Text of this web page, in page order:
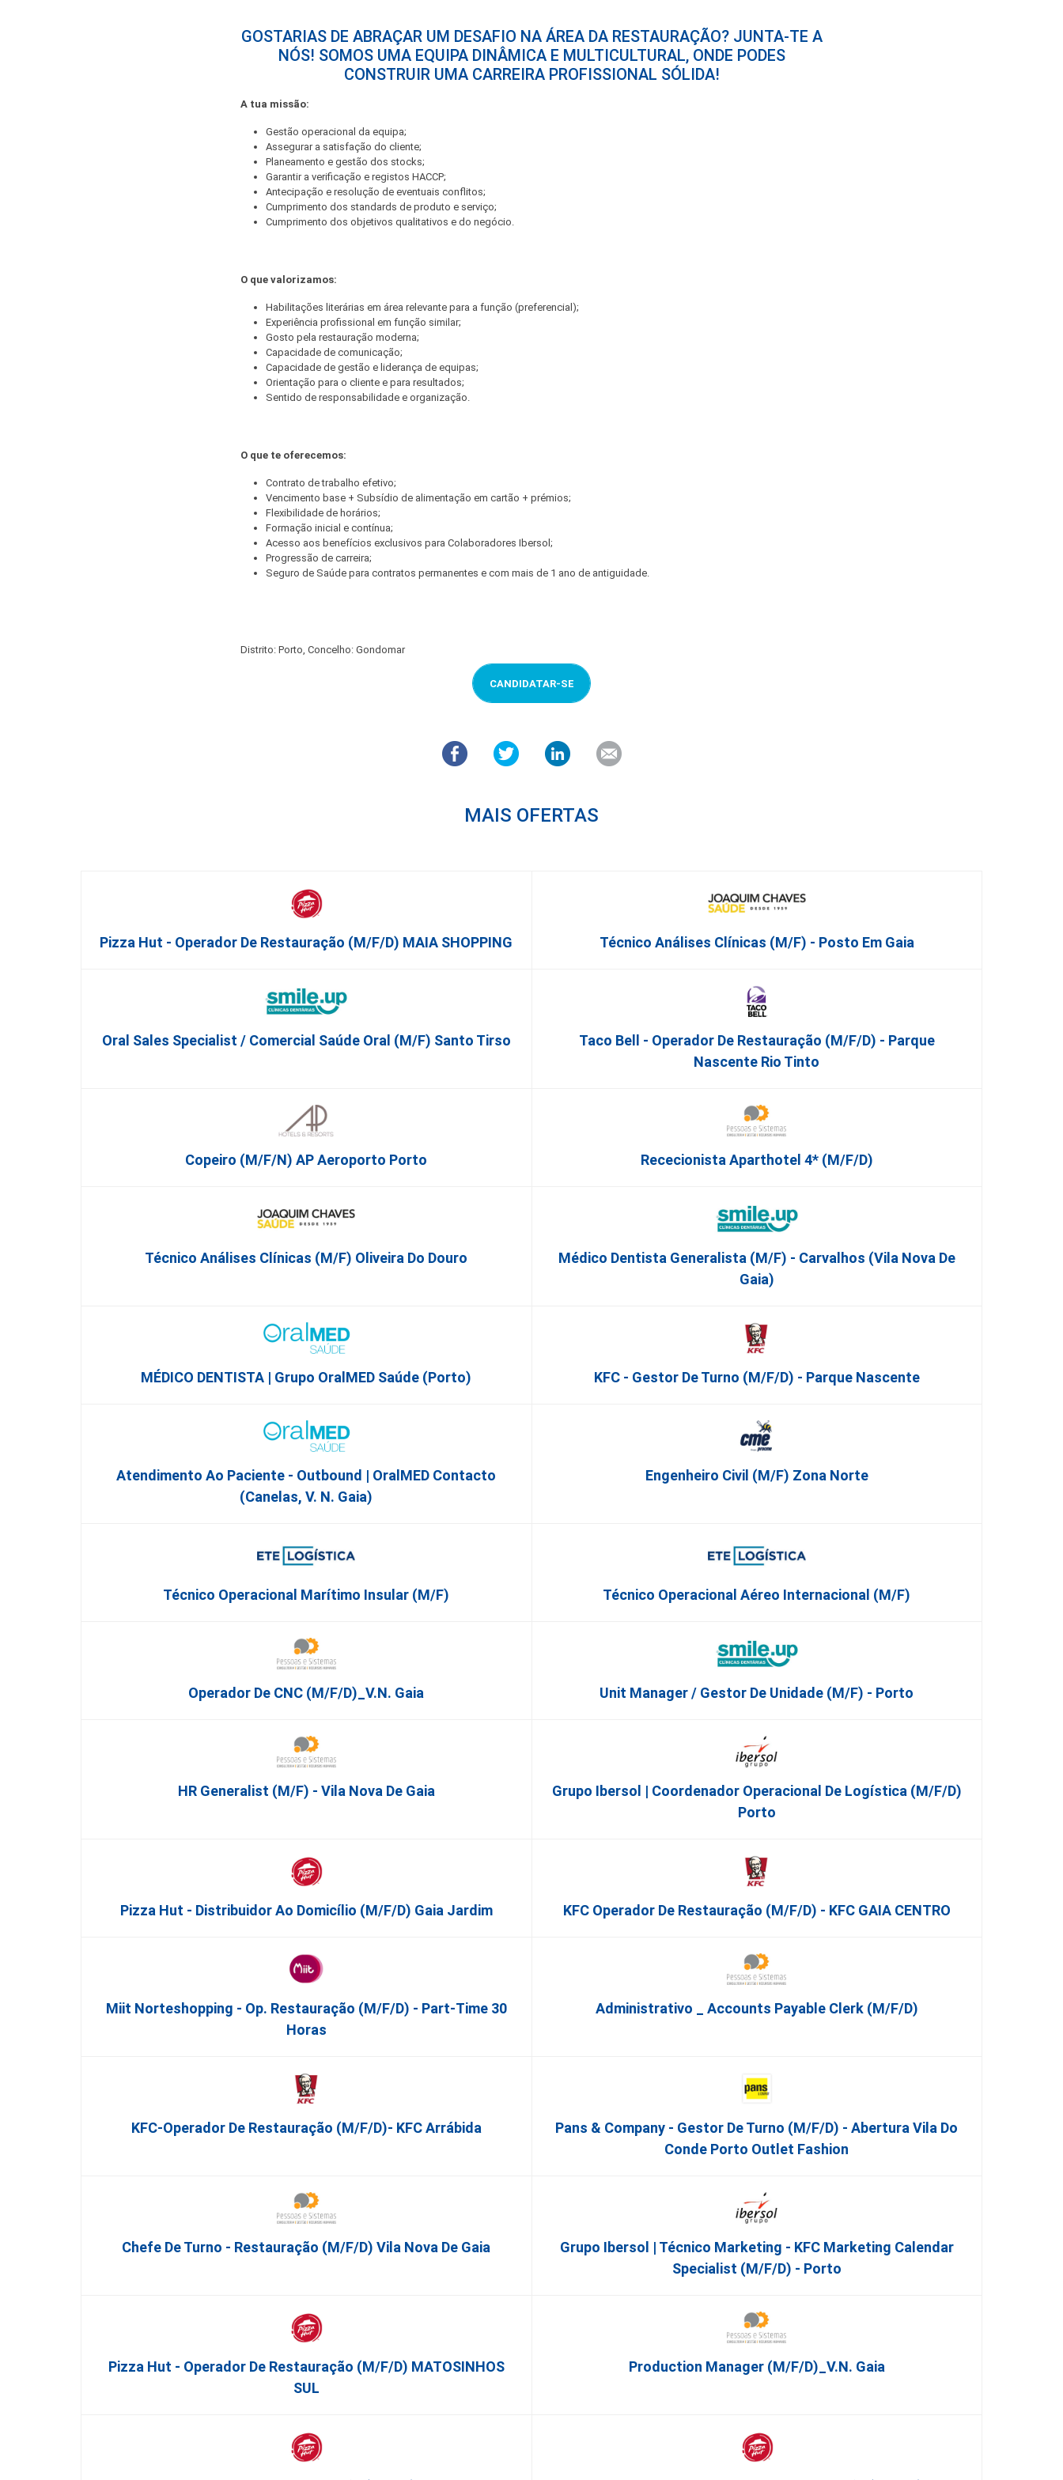
GOSTARIAS DE ABRAÇAR UM DESAFIO NA ÁREA DA RESTAURAÇÃO? JUNTA-TE A
NÓS! SOMOS UMA EQUIPA DINÂMICA E MULTICULTURAL, ONDE PODES
CONSTRUIR UMA CARREIRA PROFISSIONAL SÓLIDA!
A tua missão:
Gestão operacional da equipa;
Assegurar a satisfação do cliente;
Planeamento e gestão dos stocks;
Garantir a verificação e registos HACCP;
Antecipação e resolução de eventuais conflitos;
Cumprimento dos standards de produto e serviço;
Cumprimento dos objetivos qualitativos e do negócio.
O que valorizamos:
Habilitações literárias em área relevante para a função (preferencial);
Experiência profissional em função similar;
Gosto pela restauração moderna;
Capacidade de comunicação;
Capacidade de gestão e liderança de equipas;
Orientação para o cliente e para resultados;
Sentido de responsabilidade e organização.
O que te oferecemos:
Contrato de trabalho efetivo;
Vencimento base + Subsídio de alimentação em cartão + prémios;
Flexibilidade de horários;
Formação inicial e contínua;
Acesso aos benefícios exclusivos para Colaboradores Ibersol;
Progressão de carreira;
Seguro de Saúde para contratos permanentes e com mais de 1 ano de antiguidade.
Distrito: Porto, Concelho: Gondomar
CANDIDATAR-SE
MAIS OFERTAS
Pizza Hut - Operador De Restauração (m/f/d) MAIA SHOPPING Técnico Análises Clínicas (M/F) - Posto Em Gaia
Oral Sales Specialist / Comercial Saúde Oral (M/F) Santo Tirso
Taco Bell - Operador De Restauração (m/f/d) - Parque
Nascente Rio Tinto
Copeiro (M/F/N) AP Aeroporto Porto Rececionista Aparthotel 4* (m/f/d)
Técnico Análises Clínicas (M/F) Oliveira Do Douro
Médico Dentista Generalista (M/F) - Carvalhos (Vila Nova De
Gaia)
MÉDICO DENTISTA | Grupo OralMED Saúde (Porto) KFC - Gestor De Turno (m/f/d) - Parque Nascente
Atendimento Ao Paciente - Outbound | OralMED Contacto
(Canelas, V. N. Gaia)
Engenheiro Civil (m/f) Zona Norte
Técnico Operacional Marítimo Insular (m/f) Técnico Operacional Aéreo Internacional (m/f)
Operador De CNC (m/f/d)_V.N. Gaia Unit Manager / Gestor De Unidade (M/F) - Porto
HR Generalist (m/f) - Vila Nova De Gaia
Grupo Ibersol | Coordenador Operacional De Logística (m/f/d)
Porto
Pizza Hut - Distribuidor Ao Domicílio (m/f/d) Gaia Jardim KFC Operador De Restauração (m/f/d) - KFC GAIA CENTRO
Miit Norteshopping - Op. Restauração (m/f/d) - Part-Time 30
Horas
Administrativo _ Accounts Payable Clerk (m/f/d)
KFC-Operador De Restauração (m/f/d)- KFC Arrábida
Pans & Company - Gestor De Turno (m/f/d) - Abertura Vila Do
Conde Porto Outlet Fashion
Chefe De Turno - Restauração (m/f/d) Vila Nova De Gaia
Grupo Ibersol | Técnico Marketing - KFC Marketing Calendar
Specialist (m/f/d) - Porto
Pizza Hut - Operador De Restauração (m/f/d) MATOSINHOS
SUL
Production Manager (m/f/d)_V.N. Gaia